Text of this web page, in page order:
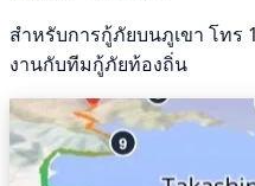
สำหรับการกู้ภัยบนภูเขา โทร
งานกับทีมกู้ภัยท้องถิ่น